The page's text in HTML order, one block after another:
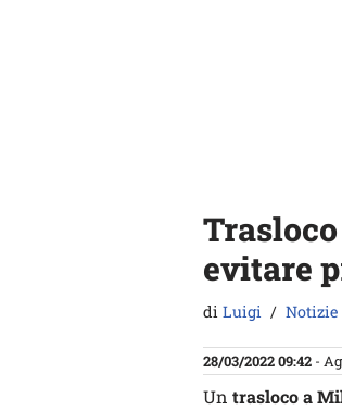
evitare
di Luigi Notizie
28/03/2022 09:42 -
Un trasloco a